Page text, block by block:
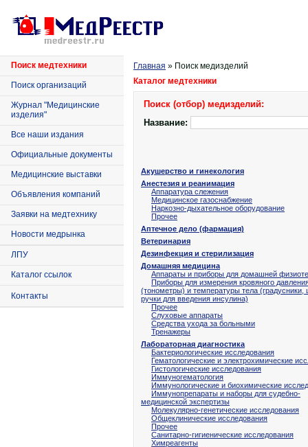
Поиск медтехники
Поиск организаций
Журнал "Медицинские
изделия"
Все наши издания
Официальные документы
Медицинские выставки
Объявления компаний
Заявки на медтехнику
Новости медрынка
ЛПУ
Каталог ссылок
Контакты
Главная » Поиск медизделий
Каталог медтехники
Поиск (отбор) медизделий:
Название:
Акушерство и гинекология
Анестезия и реанимация
Аппаратура слежения
Медицинское газоснабжение
Наркозно-дыхательное оборудование
Прочее
Аптечное дело (фармация)
Ветеринария
Дезинфекция и стерилизация
Домашняя медицина
Аппараты и приборы для домашней
Приборы для измерения кровяного
(тонометры) и температуры тела
ручки для введения инсулина)
Прочее
Слуховые аппараты
Средства ухода за больными
Тренажеры
Лабораторная диагностика
Бактериологические исследования
Гематологические и электрохимические
Гистологические исследования
Иммуногематология
Иммунологические и биохимические
Иммунопрепараты и наборы для судебно-
медицинской экспертизы
Молекулярно-генетические исследования
Общеклинические исследования
Прочее
Санитарно-гигиенические исследования
Химреагенты